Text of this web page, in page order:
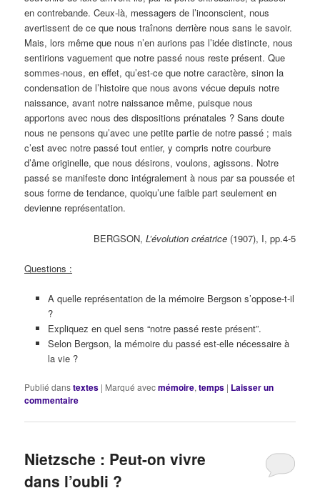
en contrebande. Ceux-là, messagers de l’inconscient, nous
avertissent de ce que nous traînons derrière nous sans le savoir.
Mais, lors même que nous n’en aurions pas l’idée distincte, nous
sentirions vaguement que notre passé nous reste présent. Que
sommes-nous, en effet, qu’est-ce que notre caractère, sinon la
condensation de l’histoire que nous avons vécue depuis notre
naissance, avant notre naissance même, puisque nous
apportons avec nous des dispositions prénatales ? Sans doute
nous ne pensons qu’avec une petite partie de notre passé ; mais
c’est avec notre passé tout entier, y compris notre courbure
d’âme originelle, que nous désirons, voulons, agissons. Notre
passé se manifeste donc intégralement à nous par sa poussée et
sous forme de tendance, quoiqu’une faible part seulement en
devienne représentation.
BERGSON, L’évolution créatrice(1907), I, pp.4-5
Questions :
A quelle représentation de la mémoire Bergson s’oppose-t-il
?
Expliquez en quel sens “notre passé reste présent”.
Selon Bergson, la mémoire du passé est-elle nécessaire à
la vie ?
Publié danstextes | Marqué avecmémoire,temps | Laisser un
commentaire
Nietzsche : Peut-on vivre
dans l’oubli ?